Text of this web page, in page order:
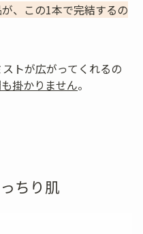
、この1本で完結するの
トが広がってくれるの
掛かりません。
ちり肌